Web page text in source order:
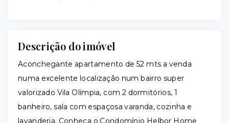
Descrição do imóvel
Aconchegante apartamento de 52 mts a venda
numa excelente localização num bairro super
valorizado Vila Olímpia, com 2 dormitórios, 1
banheiro, sala com espaçosa varanda, cozinha e
lavanderia. Conheça o Condomínio Helbor Home